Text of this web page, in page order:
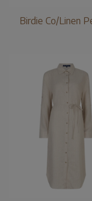
Birdie Co/Linen